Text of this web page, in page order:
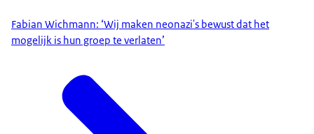
Fabian Wichmann: ‘Wij maken neonazi's bewust dat het
mogelijk is hun groep te verlaten’